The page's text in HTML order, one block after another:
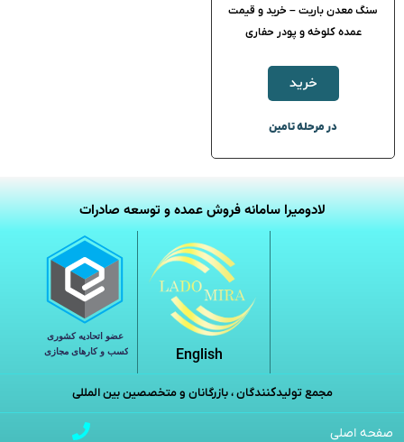
سنگ معدن باریت – خرید و قیمت
عمده کلوخه و پودر حفاری
خرید
در مرحله تامین
لادومیرا سامانه فروش عمده و توسعه صادرات
English
مجمع تولیدکنندگان ، بازرگانان و متخصصین بین المللی
صفحه اصلی